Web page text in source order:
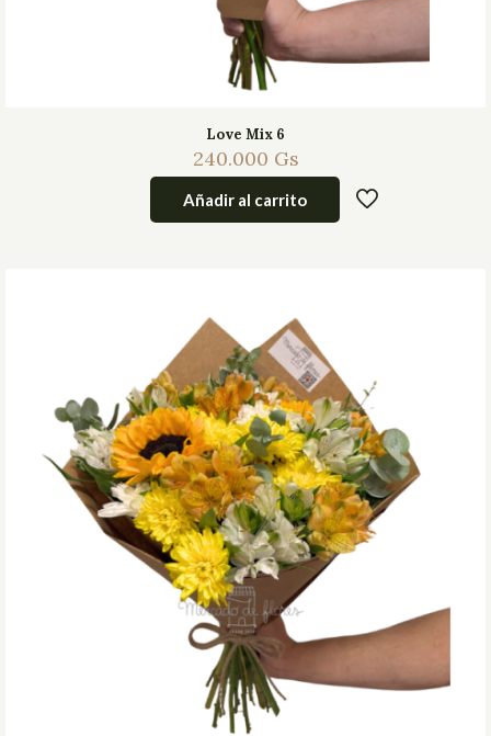
Love Mix 6
240.000 Gs
Añadir al carrito